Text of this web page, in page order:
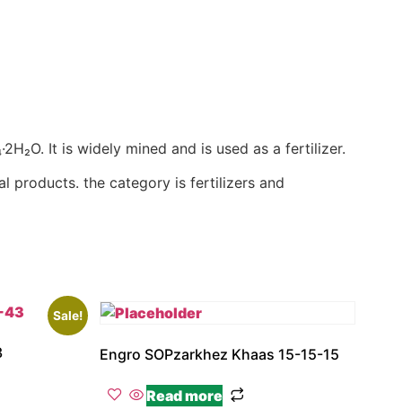
It is widely mined and is used as a fertilizer.
products. the category is fertilizers and
Sale!
Engro SOPzarkhez Khaas 15-15-15
Read more